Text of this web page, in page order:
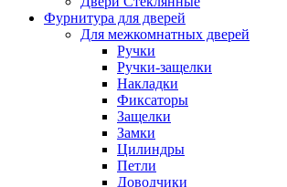
Фурнитура для дверей
Для межкомнатных дверей
Ручки
Ручки-защелки
Накладки
Фиксаторы
Защелки
Замки
Цилиндры
Петли
Доводчики